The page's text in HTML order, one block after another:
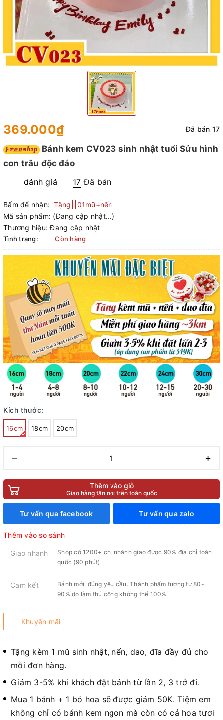
369.000₫ Đã bán 17
Bánh kem CV023 sinh nhật tuổi Sửu hình
con trâu độc đáo
đánh giá
17 Đã bán
Bấm để nhận: Tặng
01mũ+nến
Mã sản phẩm: (Đang cập nhật...)
Thương hiệu: Đang cập nhật
Tình trạng: Còn hàng
Kích thước:
16cm 18cm 20cm
– +
Thêm vào giỏ
Giao hàng tận nơi trên toàn quốc
Tư vấn qua facebook Tư vấn qua zalo
Thêm vào so sánh
Giao nhanh
Shop có 1200+ chi nhánh giao được 90% địa chỉ toàn
quốc (90 phút)
Cam kết
Bánh mới, đúng yêu cầu. Thành phẩm tương tự 80-
90% do làm thủ công không thể 100%
Khuyến mãi
Tặng kèm 1 mũ sinh nhật, nến, dao, đĩa đầy đủ cho
mỗi đơn hàng.
Giảm 3-5% khi khách đặt bánh từ lần 2, 3 trở đi.
Mua 1 bánh + 1 bó hoa sẽ được giảm 50K. Tiệm em
không chỉ có bánh kem ngon mà còn có cả hoa tươi